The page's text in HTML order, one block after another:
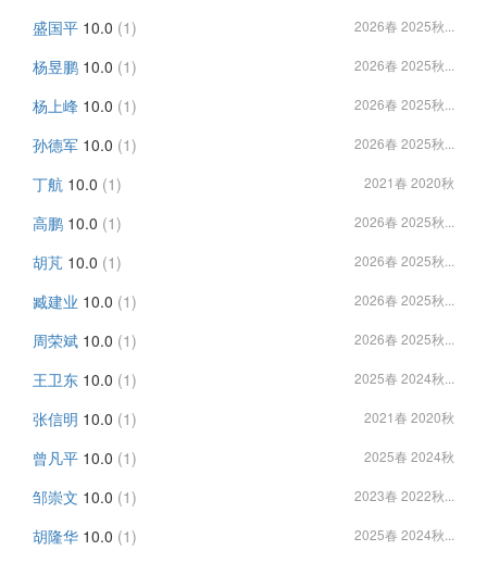
盛国平 10.0 (1) 2026春 2025秋...
杨昱鹏 10.0 (1) 2026春 2025秋...
杨上峰 10.0 (1) 2026春 2025秋...
孙德军 10.0 (1) 2026春 2025秋...
丁航 10.0 (1) 2021春 2020秋
高鹏 10.0 (1) 2026春 2025秋...
胡芃 10.0 (1) 2026春 2025秋...
臧建业 10.0 (1) 2026春 2025秋...
周荣斌 10.0 (1) 2026春 2025秋...
王卫东 10.0 (1) 2025春 2024秋...
张信明 10.0 (1) 2021春 2020秋
曾凡平 10.0 (1) 2025春 2024秋
邹崇文 10.0 (1) 2023春 2022秋...
胡隆华 10.0 (1) 2025春 2024秋...